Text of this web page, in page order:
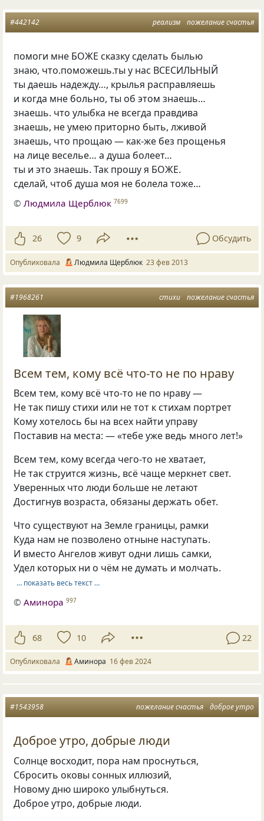
реализм пожелание счастья
#442142
помоги мне БОЖЕ сказку сделать былью
знаю, что.поможешь.ты у нас ВСЕСИЛЬНЫЙ
ты даешь надежду…, крылья расправляешь
и когда мне больно, ты об этом знаешь…
знаешь. что улыбка не всегда правдива
знаешь, не умею приторно быть, лживой
знаешь, что прощаю — как-же без прощенья
на лице веселье… а душа болеет…
ты и это знаешь. Так прошу я БОЖЕ.
сделай, чтоб душа моя не болела тоже…
©Людмила Щерблюк 7699
26 9 Обсудить
Опубликовала Людмила Щерблюк 23 фев 2013
стихи пожелание счастья
#1968261
Всем тем, кому всё что-то не по нраву
Всем тем, кому всё что-то не по нраву —
Не так пишу стихи или не тот к стихам портрет
Кому хотелось бы на всех найти управу
Поставив на места: — «тебе уже ведь много лет!»
Всем тем, кому всегда чего-то не хватает,
Не так струится жизнь, всё чаще меркнет свет.
Уверенных что люди больше не летают
Достигнув возраста, обязаны держать обет.
Что существуют на Земле границы, рамки
Куда нам не позволено отныне наступать.
И вместо Ангелов живут одни лишь самки,
Удел которых ни о чём не думать и молчать.
… показать весь текст …
©Аминора 997
68 10 22
Опубликовала Аминора 16 фев 2024
пожелание счастья доброе утро
#1543958
Доброе утро, добрые люди
Солнце восходит, пора нам проснуться,
Сбросить оковы сонных иллюзий,
Новому дню широко улыбнуться.
Доброе утро, добрые люди.